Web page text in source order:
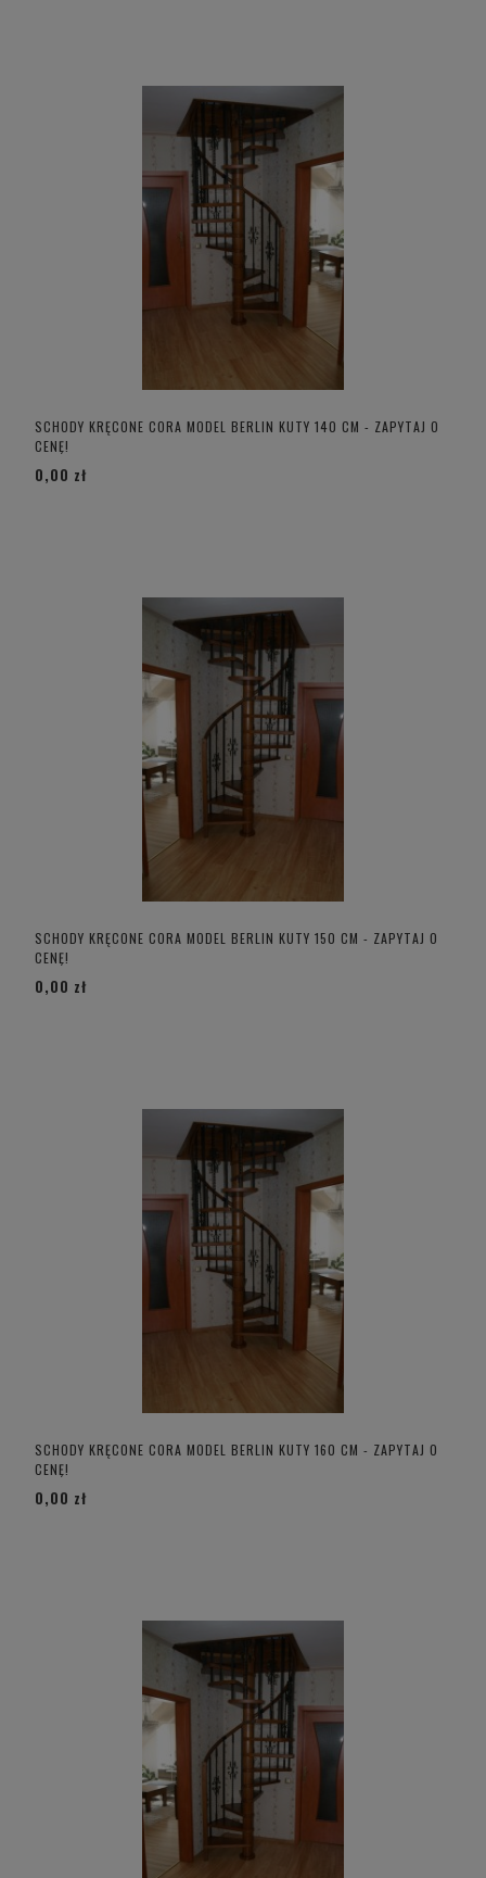
SCHODY KRĘCONE CORA MODEL BERLIN KUTY 140 CM - ZAPYTAJ O
CENĘ!
0,00 zł
SCHODY KRĘCONE CORA MODEL BERLIN KUTY 150 CM - ZAPYTAJ O
CENĘ!
0,00 zł
SCHODY KRĘCONE CORA MODEL BERLIN KUTY 160 CM - ZAPYTAJ O
CENĘ!
0,00 zł